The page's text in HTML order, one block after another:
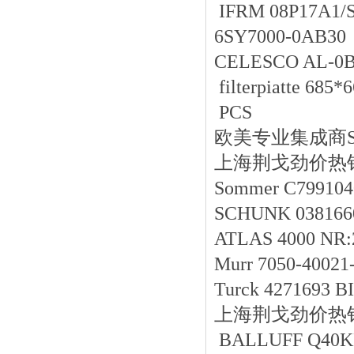
IFRM 08P17A1/
6SY7000-
CELESCO AL-
filterpiatte
PCS
欧美专业集成商
上海荆戈劲价热
Sommer
SCHUNK
ATLAS 4000
Murr 7050-
Turck 4271693
上海荆戈劲价
BALLUFF